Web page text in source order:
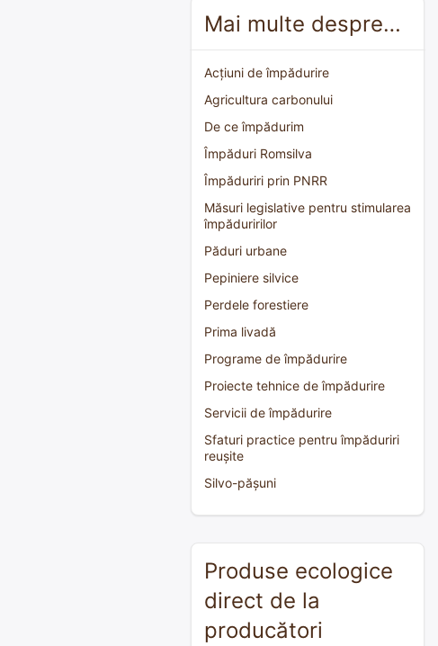
Mai multe despre…
Acțiuni de împădurire
Agricultura carbonului
De ce împădurim
Împăduri Romsilva
Împăduriri prin PNRR
Măsuri legislative pentru stimularea
împăduririlor
Păduri urbane
Pepiniere silvice
Perdele forestiere
Prima livadă
Programe de împădurire
Proiecte tehnice de împădurire
Servicii de împădurire
Sfaturi practice pentru împăduriri
reușite
Silvo-pășuni
Produse ecologice
direct de la
producători